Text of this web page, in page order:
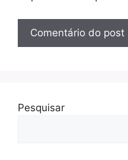
Pesquisar